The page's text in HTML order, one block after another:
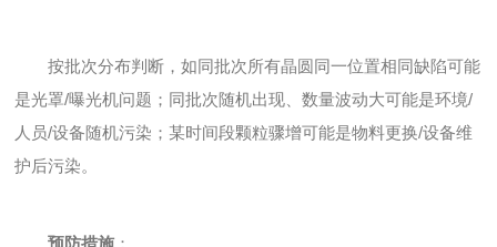
按批次分布判断，如同批次所有晶圆同一位置相同缺陷可能
是光罩/曝光机问题；同批次随机出现、数量波动大可能是环境/
人员/设备随机污染；某时间段颗粒骤增可能是物料更换/设备维
护后污染。